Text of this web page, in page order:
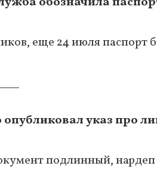
еще 24 июля паспорт
указ про
подлинный, нардеп